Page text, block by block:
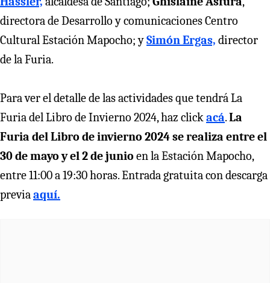
directora de Desarrollo y comunicaciones Centro
Cultural Estación Mapocho; ySimón Ergas, director
de la Furia.
Para ver el detalle de las actividades que tendrá La
Furia del Libro de Invierno 2024, haz click acá.La
Furia del Libro de invierno 2024 se realiza entre el
30 de mayo y el 2 de junio en la Estación Mapocho,
entre 11:00 a 19:30 horas. Entrada gratuita con descarga
previa aquí.